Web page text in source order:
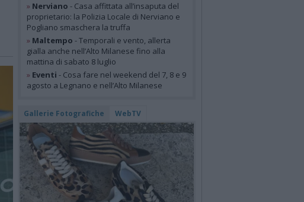
» Nerviano - Casa affittata all’insaputa del
proprietario: la Polizia Locale di Nerviano e
Pogliano smaschera la truffa
» Maltempo - Temporali e vento, allerta
gialla anche nell’Alto Milanese fino alla
mattina di sabato 8 luglio
» Eventi - Cosa fare nel weekend del 7, 8 e 9
agosto a Legnano e nell’Alto Milanese
Gallerie Fotografiche WebTV